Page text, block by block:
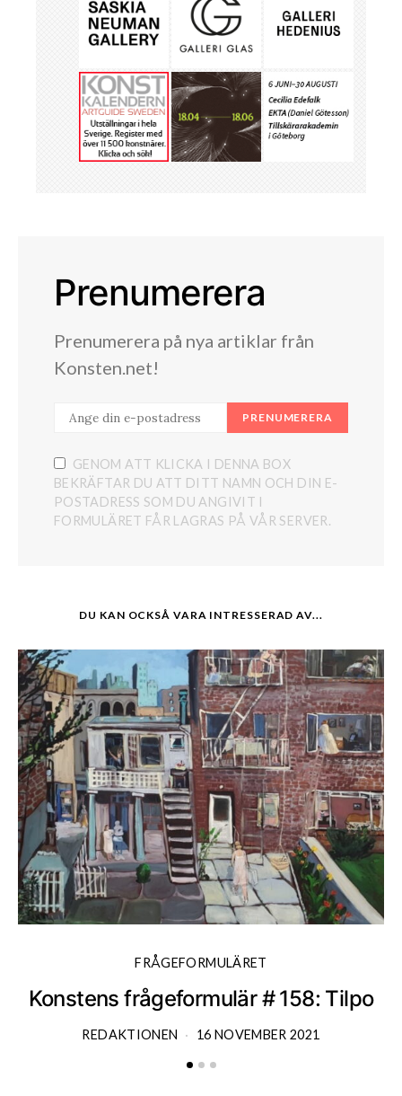
Prenumerera
Prenumerera på nya artiklar från
Konsten.net!
PRENUMERERA
GENOM ATT KLICKA I DENNA BOX
BEKRÄFTAR DU ATT DITT NAMN OCH DIN E-
POSTADRESS SOM DU ANGIVIT I
FORMULÄRET FÅR LAGRAS PÅ VÅR SERVER.
DU KAN OCKSÅ VARA INTRESSERAD AV...
FRÅGEFORMULÄRET
Konstens frågeformulär # 158: Tilpo
REDAKTIONEN 16 NOVEMBER 2021